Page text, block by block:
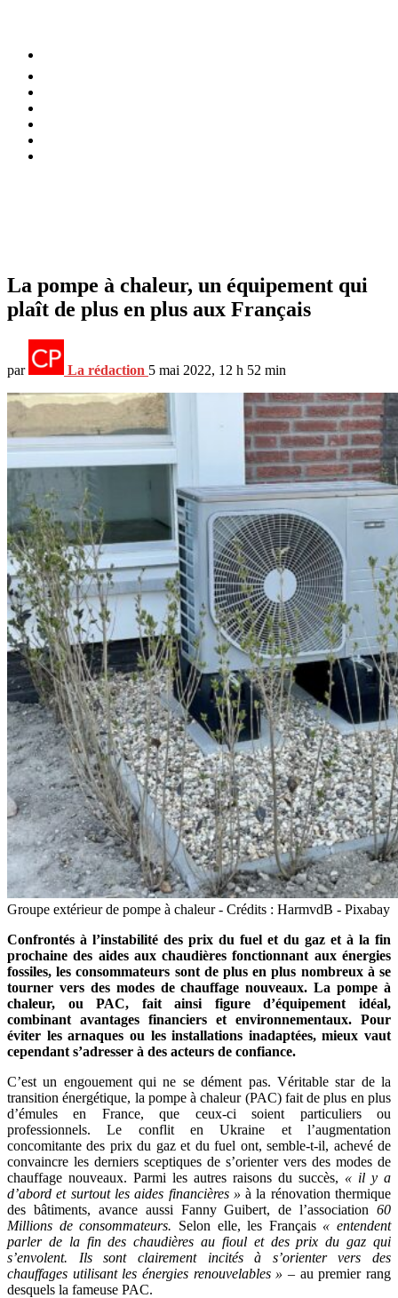
La pompe à chaleur, un équipement qui
plaît de plus en plus aux Français
par La rédaction 5 mai 2022, 12 h 52 min
Groupe extérieur de pompe à chaleur - Crédits : HarmvdB - Pixabay
Confrontés à l’instabilité des prix du fuel et du gaz et à la fin
prochaine des aides aux chaudières fonctionnant aux énergies
fossiles, les consommateurs sont de plus en plus nombreux à se
tourner vers des modes de chauffage nouveaux. La pompe à
chaleur, ou PAC, fait ainsi figure d’équipement idéal,
combinant avantages financiers et environnementaux. Pour
éviter les arnaques ou les installations inadaptées, mieux vaut
cependant s’adresser à des acteurs de confiance.
C’est un engouement qui ne se dément pas. Véritable star de la
transition énergétique, la pompe à chaleur (PAC) fait de plus en plus
d’émules en France, que ceux-ci soient particuliers ou
professionnels. Le conflit en Ukraine et l’augmentation
concomitante des prix du gaz et du fuel ont, semble-t-il, achevé de
convaincre les derniers sceptiques de s’orienter vers des modes de
chauffage nouveaux. Parmi les autres raisons du succès, « il y a
d’abord et surtout les aides financières » à la rénovation thermique
des bâtiments, avance aussi Fanny Guibert, de l’association 60
Millions de consommateurs. Selon elle, les Français« entendent
parler de la fin des chaudières au fioul et des prix du gaz qui
s’envolent. Ils sont clairement incités à s’orienter vers des
chauffages utilisant les énergies renouvelables » – au premier rang
desquels la fameuse PAC.